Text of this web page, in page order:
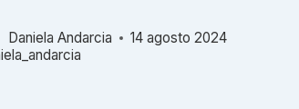
Daniela Andarcia 14 agosto 2024